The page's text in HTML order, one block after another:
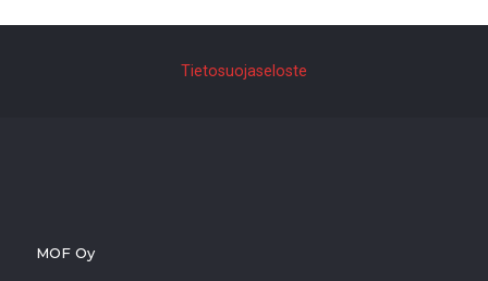
Tietosuojaseloste
MOF Oy